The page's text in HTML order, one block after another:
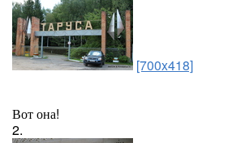
[700x418]
Вот она!
2.